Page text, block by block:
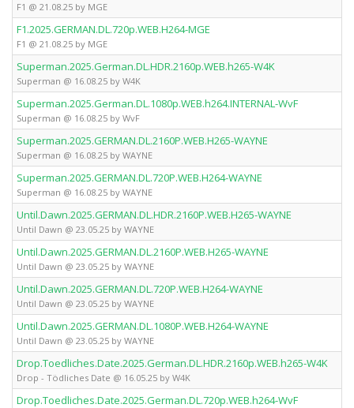
F1 @ 21.08.25 by MGE
F1.2025.GERMAN.DL.720p.WEB.H264-MGE
F1 @ 21.08.25 by MGE
Superman.2025.German.DL.HDR.2160p.WEB.h265-W4K
Superman @ 16.08.25 by W4K
Superman.2025.German.DL.1080p.WEB.h264.INTERNAL-WvF
Superman @ 16.08.25 by WvF
Superman.2025.GERMAN.DL.2160P.WEB.H265-WAYNE
Superman @ 16.08.25 by WAYNE
Superman.2025.GERMAN.DL.720P.WEB.H264-WAYNE
Superman @ 16.08.25 by WAYNE
Until.Dawn.2025.GERMAN.DL.HDR.2160P.WEB.H265-WAYNE
Until Dawn @ 23.05.25 by WAYNE
Until.Dawn.2025.GERMAN.DL.2160P.WEB.H265-WAYNE
Until Dawn @ 23.05.25 by WAYNE
Until.Dawn.2025.GERMAN.DL.720P.WEB.H264-WAYNE
Until Dawn @ 23.05.25 by WAYNE
Until.Dawn.2025.GERMAN.DL.1080P.WEB.H264-WAYNE
Until Dawn @ 23.05.25 by WAYNE
Drop.Toedliches.Date.2025.German.DL.HDR.2160p.WEB.h265-W4K
Drop - Tödliches Date @ 16.05.25 by W4K
Drop.Toedliches.Date.2025.German.DL.720p.WEB.h264-WvF